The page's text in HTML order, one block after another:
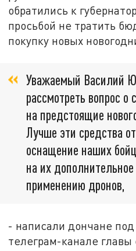
обратились к
просьбой не тратить
покупку новых
Уважаемый Василий
рассмотреть вопрос
на предстоящие
Лучше эти средства
оснащение наших
на их
применению дронов,
- написали дончане
телеграм-канале главы